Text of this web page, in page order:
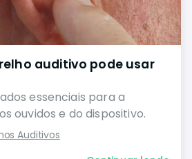
auditivo pode usar
essenciais para a
ouvidos e do dispositivo.
Auditivos